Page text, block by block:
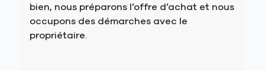
bien, nous préparons l’offre d’achat et nous
occupons des démarches avec le
propriétaire.